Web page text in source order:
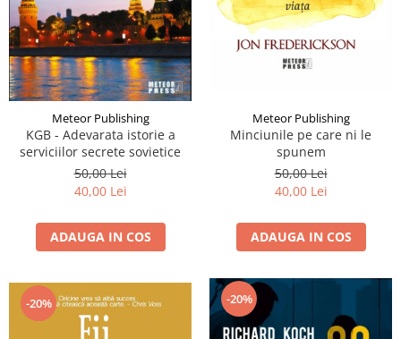
Meteor Publishing
KGB - Adevarata istorie a
serviciilor secrete sovietice
50,00 Lei
40,00 Lei
ADAUGA IN COS
Meteor Publishing
Minciunile pe care ni le
spunem
50,00 Lei
40,00 Lei
ADAUGA IN COS
-20% -20%